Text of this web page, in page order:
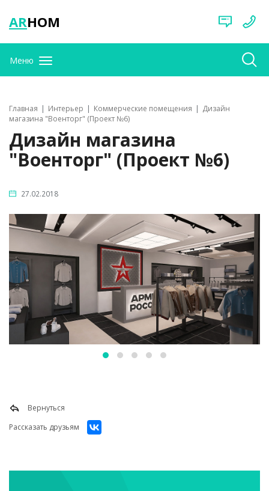
ARHOM
Меню
Главная Интерьер Коммерческие помещения
Дизайн
магазина "Военторг" (Проект №6)
Дизайн магазина
"Военторг" (Проект №6)
27.02.2018
Вернуться
Рассказать друзьям